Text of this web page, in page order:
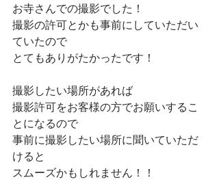
お寺さんでの撮影でした！
撮影の許可とかも事前にしていただい
ていたので
とてもありがたかったです！
撮影したい場所があれば
撮影許可をお客様の方でお願いするこ
とになるので
事前に撮影したい場所に聞いていただ
けると
スムーズかもしれません！！